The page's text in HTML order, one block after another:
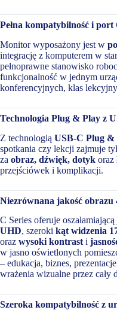
Pełna kompatybilność i port
Monitor wyposażony jest w
integrację z komputerem w
pełnoprawne stanowisko
funkcjonalność w jednym
konferencyjnych, klas
Technologia Plug & Play z
Z technologią USB-C Plug &
spotkania czy lekcji zajmuje
za obraz, dźwięk, dotyk oraz
przejściówek i komplikacji.
Niezrównana jakość
C Series oferuje
UHD, szeroki kąt widzenia
oraz wysoki kontrast i
w jasno oświetlonych
– edukacja, biznes,
wrażenia wizualne przez cały
Szeroka kompatybilność z